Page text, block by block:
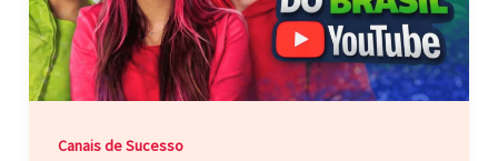
Canais de Sucesso